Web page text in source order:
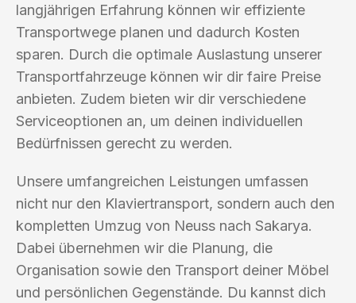
langjährigen Erfahrung können wir effiziente
Transportwege planen und dadurch Kosten
sparen. Durch die optimale Auslastung unserer
Transportfahrzeuge können wir dir faire Preise
anbieten. Zudem bieten wir dir verschiedene
Serviceoptionen an, um deinen individuellen
Bedürfnissen gerecht zu werden.
Unsere umfangreichen Leistungen umfassen
nicht nur den Klaviertransport, sondern auch den
kompletten Umzug von Neuss nach Sakarya.
Dabei übernehmen wir die Planung, die
Organisation sowie den Transport deiner Möbel
und persönlichen Gegenstände. Du kannst dich